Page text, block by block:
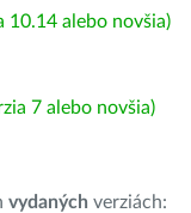
10.14 alebo novšia)
7 alebo novšia)
vydaných verziách: